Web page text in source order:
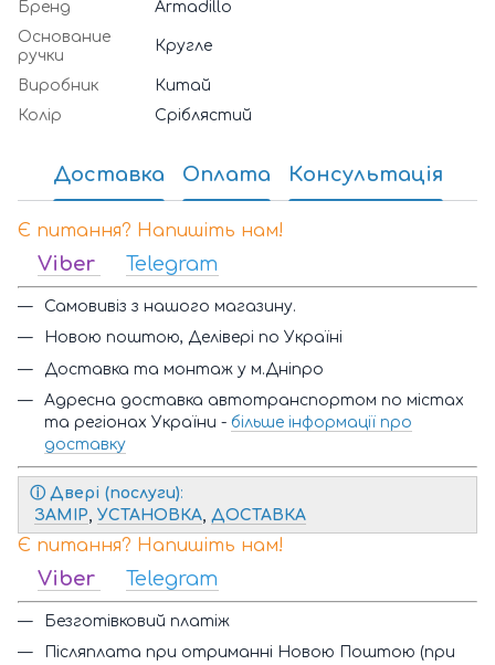
Бренд
Armadillo
Основание
ручки
Кругле
Виробник
Китай
Колір
Сріблястий
Доставка Оплата Консультація
Є питання? Напишіть нам!
Viber Telegram
Самовивіз з нашого магазину.
Новою поштою, Делівері по Україні
Доставка та монтаж у м.Дніпро
Адресна доставка автотранспортом по містах
та регіонах України - більше інформації про
доставку
ⓘ Двері (послуги):
ЗАМІР УСТАНОВКА ДОСТАВКА
Є питання? Напишіть нам!
Viber Telegram
Безготівковий платіж
Післяплата при отриманні Новою Поштою (при